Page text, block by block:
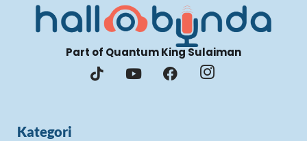
Part of Quantum King Sulaiman
Kategori